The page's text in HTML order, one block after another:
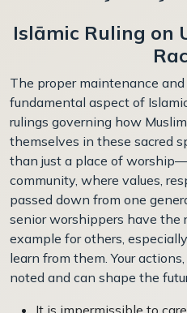
Islāmic Ruling on
The proper maintenance
fundamental aspect of
rulings governing how
themselves in these sacred
than just a place of
community, where values,
passed down from one
senior worshippers have the
example for others,
learn from them. Your
noted and can shape the
It is impermissible to